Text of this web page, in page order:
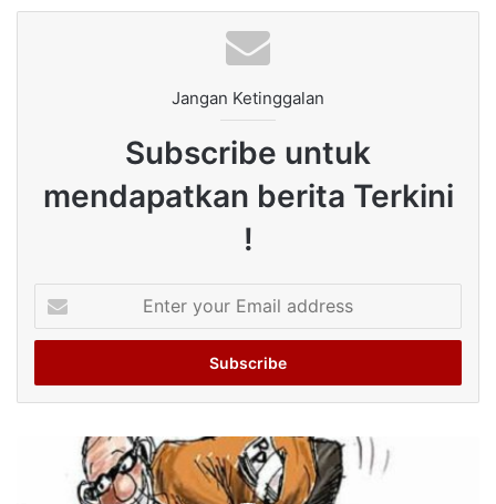
Jangan Ketinggalan
Subscribe untuk
mendapatkan berita Terkini
!
your
Email